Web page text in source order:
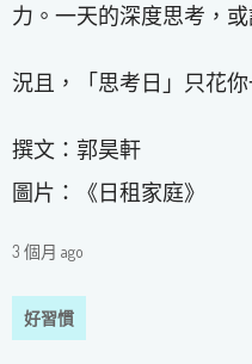
力。一天的深度思考，
況且，「思考日」只花
撰文：郭昊軒
圖片：《日租家庭》
3 個月 ago
好習慣